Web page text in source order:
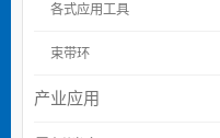
各式应用工具
束带环
产业应用